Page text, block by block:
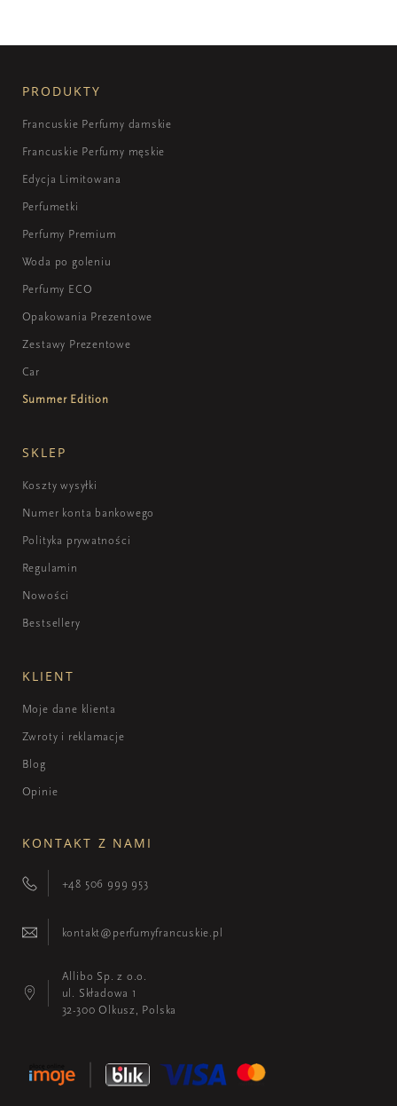
PRODUKTY
Francuskie Perfumy damskie
Francuskie Perfumy męskie
Edycja Limitowana
Perfumetki
Perfumy Premium
Woda po goleniu
Perfumy ECO
Opakowania Prezentowe
Zestawy Prezentowe
Car
Summer Edition
SKLEP
Koszty wysyłki
Numer konta bankowego
Polityka prywatności
Regulamin
Nowości
Bestsellery
KLIENT
Moje dane klienta
Zwroty i reklamacje
Blog
Opinie
KONTAKT Z NAMI
+48 506 999 953
kontakt@perfumyfrancuskie.pl
Allibo Sp. z o.o.
ul. Składowa 1
32-300 Olkusz, Polska